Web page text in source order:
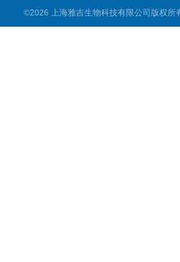
©2026 上海雅吉生物科技有限公司版权